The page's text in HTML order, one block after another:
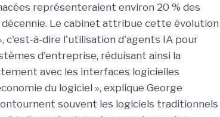
représenteraient environ 20 % des
décennie. Le cabinet attribue cette évolution
c'est-à-dire l'utilisation d'agents IA pour
d'entreprise, réduisant ainsi la
avec les interfaces logicielles
du logiciel », explique George
souvent les logiciels traditionnels